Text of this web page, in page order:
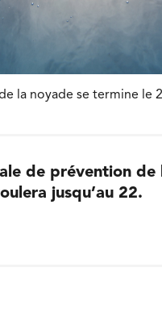
la noyade se termine le
de prévention de
jusqu’au 22.